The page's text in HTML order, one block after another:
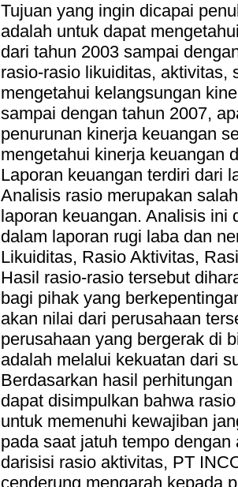
Tujuan yang ingin dicapai
adalah untuk dapat
dari tahun 2003 sampai
rasio-rasio likuiditas, aktivitas,
mengetahui kelangsungan
sampai dengan tahun 2007,
penurunan kinerja keuangan
mengetahui kinerja keuangan
Laporan keuangan terdiri dari
Analisis rasio merupakan
laporan keuangan. Analisis ini
dalam laporan rugi laba dan
Likuiditas, Rasio Aktivitas,
Hasil rasio-rasio tersebut
bagi pihak yang
akan nilai dari perusahaan
perusahaan yang bergerak di
adalah melalui kekuatan dari
Berdasarkan hasil
dapat disimpulkan bahwa
untuk memenuhi kewajiban
pada saat jatuh tempo
darisisi rasio aktivitas, PT
cenderung mengarah kepada